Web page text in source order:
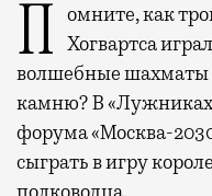
Помните, как тройка волшебников из Хогвартса
волшебные шахматы
камню? В
форума «Москва-
сыграть в игру